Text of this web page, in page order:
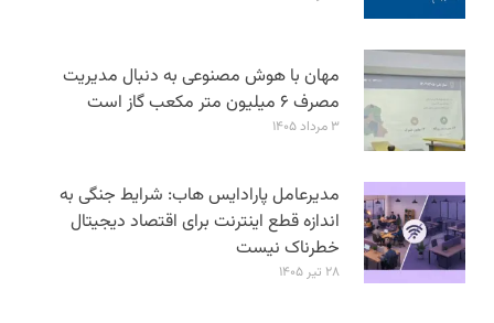
مهان با هوش مصنوعی به دنبال مدیریت
مصرف ۶ میلیون متر مکعب گاز است
۳ مرداد ۱۴۰۵
مدیرعامل پارادایس هاب: شرایط جنگی به
اندازه قطع اینترنت برای اقتصاد دیجیتال
خطرناک نیست
۲۸ تیر ۱۴۰۵